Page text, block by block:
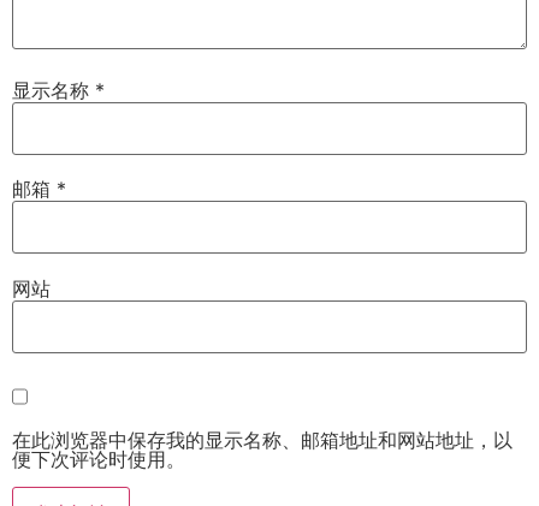
显示名称 *
邮箱 *
网站
在此浏览器中保存我的显示名称、邮箱地址和网站地址，以
便下次评论时使用。